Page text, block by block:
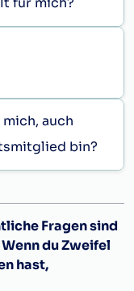
auch
bin?
Fragen sind
du Zweifel
hast,